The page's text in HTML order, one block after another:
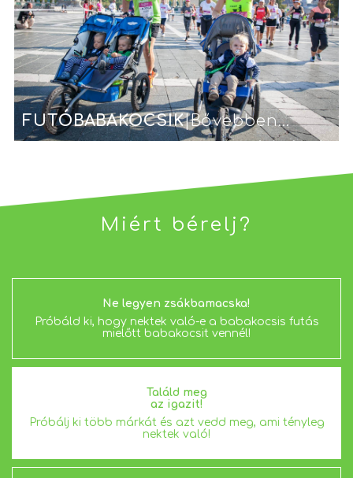
FUTÓBABAKOCSIK|Bővebben...
Miért bérelj?
Ne legyen zsákbamacska!
Próbáld ki, hogy nektek való-e a babakocsis futás
mielőtt babakocsit vennél!
Találd meg
az igazit!
Próbálj ki több márkát és azt vedd meg, ami tényleg
nektek való!